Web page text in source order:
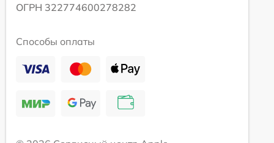
ОГРН 322774600278282
Способы оплаты